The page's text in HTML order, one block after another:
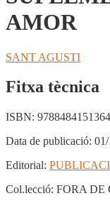
AMOR
SANT AGUSTI
Fitxa tècnica
ISBN: 9788484151364
Data de publicació:
Editorial:
Col.lecció: FORA DE